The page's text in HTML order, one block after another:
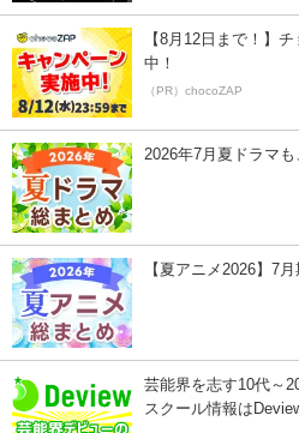
【8月12日まで！】
中！
（PR）chocoZAP
2026年7月夏ドラマ
【夏アニメ2026】7
芸能界を志す10代～
スクール情報は